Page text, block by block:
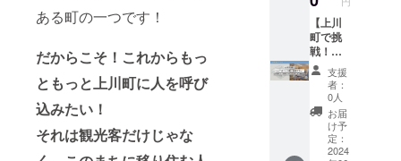
ある町の一つです！
だからこそ！これからもっ
ともっと上川町に人を呼び
込みたい！
それは観光客だけじゃな
規模感
や温度
感を感
じられ
たのが
まず良
かった
です。
お金や
運営に
プロ
ジェク
ト終了
後メー
ルにて
調整さ
せてい
ただき
ます。
宿泊費
はご自
身でご
負担く
ださ
い。 ※
日程に
ついて
はプロ
ジェク
ト終了
せん。
※有効期
限は
2025年
5月31日
まで。
※ご予約
はプロ
ジェク
ト終了
後に
紙 ・
ANSHI
NDO 6
泊 ・
ギャラ
リー
KINCO
1週間レ
ンタル
※ご宿泊
はGW、
ど）
ANSHI
NDOの
ある市
街地エ
リアだ
けでな
く、国
立公園
の温泉
街に、
【上川
町で挑
戦！
シェア
オフィ
ス個人
会員（1
年）プ
ン！】
支援
者：
0人
お届
け予
定：
2024